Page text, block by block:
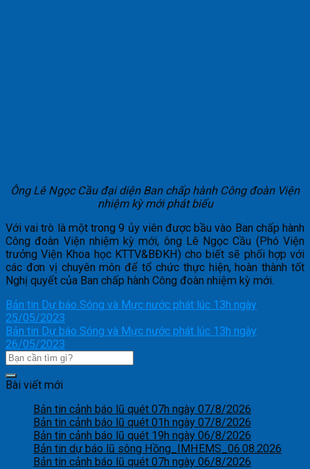
Ông Lê Ngọc Cầu đại diện Ban chấp hành Công đoàn Viện
nhiệm kỳ mới phát biểu
Với vai trò là một trong 9 ủy viên được bầu vào Ban chấp hành
Công đoàn Viện nhiệm kỳ mới, ông Lê Ngọc Cầu (Phó Viện
trưởng Viện Khoa học KTTV&BĐKH) cho biết sẽ phối hợp với
các đơn vị chuyên môn để tổ chức thực hiện, hoàn thành tốt
Nghị quyết của Ban chấp hành Công đoàn nhiệm kỳ mới.
Bản tin Dự báo Sóng và Mực nước phát lúc 13h ngày
25/05/2023
Bản tin Dự báo Sóng và Mực nước phát lúc 13h ngày
26/05/2023
Bài viết mới
Bản tin cảnh báo lũ quét 07h ngày 07/8/2026
Bản tin cảnh báo lũ quét 01h ngày 07/8/2026
Bản tin cảnh báo lũ quét 19h ngày 06/8/2026
Bản tin dự báo lũ sông Hồng_IMHEMS_06.08.2026
Bản tin cảnh báo lũ quét 07h ngày 06/8/2026